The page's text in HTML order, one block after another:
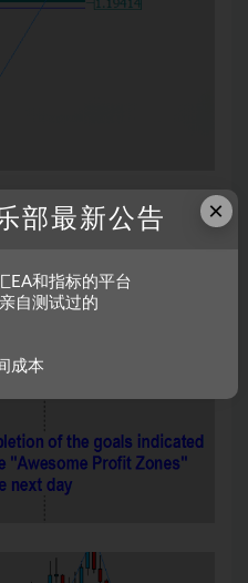
×
部最新公告
EA和指标的平台
自测试过的
成本